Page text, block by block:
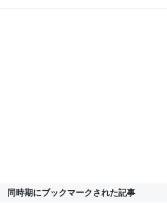
同時期にブックマークされた記事